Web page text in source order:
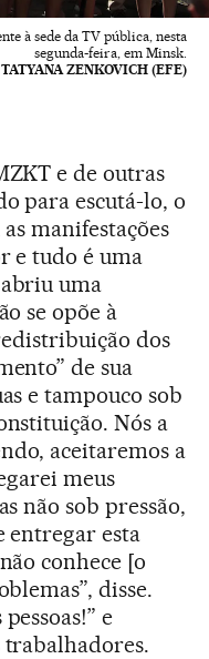
à sede da TV pública, nesta
segunda-feira, em Minsk.
TATYANA ZENKOVICH (EFE)
e de outras
para escutá-lo, o
manifestações
e tudo é uma
uma
se opõe à
dos
de sua
e tampouco sob
Nós a
aceitaremos a
meus
não sob pressão,
entregar esta
conhece [o
disse.
e
trabalhadores.